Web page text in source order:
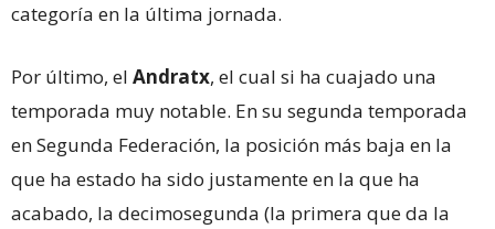
categoría en la última jornada.
Por último, el Andratx, el cual si ha cuajado una
temporada muy notable. En su segunda temporada
en Segunda Federación, la posición más baja en la
que ha estado ha sido justamente en la que ha
acabado, la decimosegunda (la primera que da la